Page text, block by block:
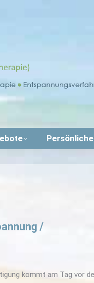
/
kommt am Tag vor